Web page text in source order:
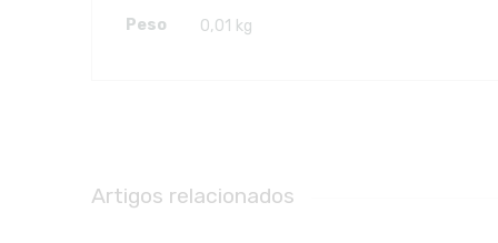
Peso 0,01 kg
Artigos relacionados